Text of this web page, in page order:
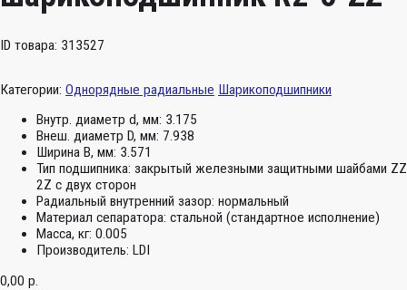
ID товара: 313527
Категории: Однорядные радиальные Шарикоподшипники
Внутр. диаметр d, мм: 3.175
Внеш. диаметр D, мм: 7.938
Ширина B, мм: 3.571
Тип подшипника: закрытый железными защитными шайбами ZZ
2Z c двух сторон
Радиальный внутренний зазор: нормальный
Материал сепаратора: стальной (стандартное исполнение)
Масса, кг: 0.005
Производитель: LDI
0,00 р.